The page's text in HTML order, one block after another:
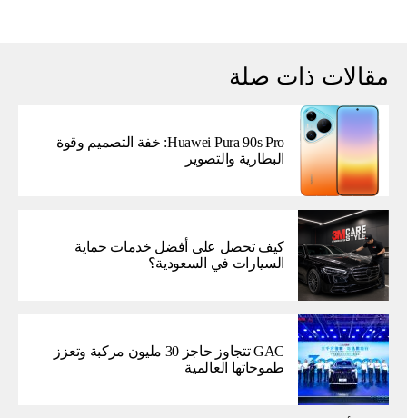
مقالات ذات صلة
Huawei Pura 90s Pro: خفة التصميم وقوة
البطارية والتصوير
كيف تحصل على أفضل خدمات حماية
السيارات في السعودية؟
GAC تتجاوز حاجز 30 مليون مركبة وتعزز
طموحاتها العالمية